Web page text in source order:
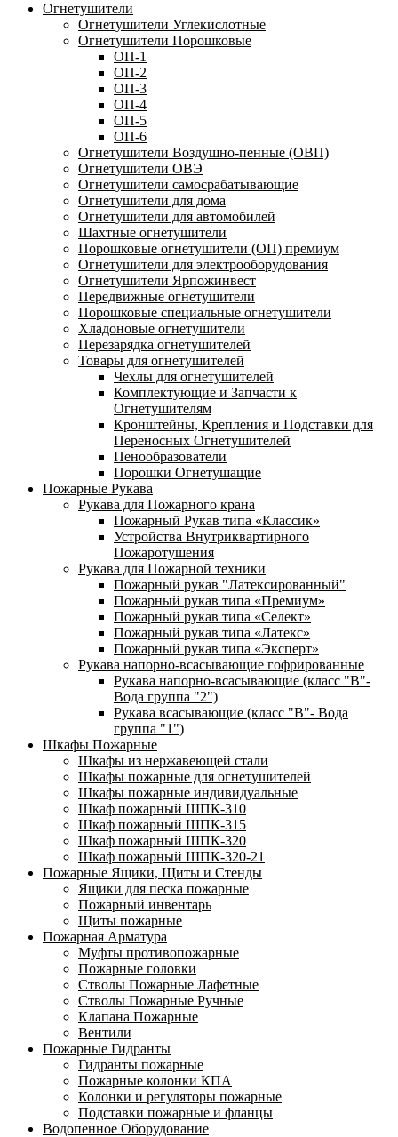
Огнетушители
Огнетушители Углекислотные
Огнетушители Порошковые
ОП-1
ОП-2
ОП-3
ОП-4
ОП-5
ОП-6
Огнетушители Воздушно-пенные (ОВП)
Огнетушители ОВЭ
Огнетушители самосрабатывающие
Огнетушители для дома
Огнетушители для автомобилей
Шахтные огнетушители
Порошковые огнетушители (ОП) премиум
Огнетушители для электрооборудования
Огнетушители Ярпожинвест
Передвижные огнетушители
Порошковые специальные огнетушители
Хладоновые огнетушители
Перезарядка огнетушителей
Товары для огнетушителей
Чехлы для огнетушителей
Комплектующие и Запчасти к
Огнетушителям
Кронштейны, Крепления и Подставки для
Переносных Огнетушителей
Пенообразователи
Порошки Огнетушащие
Пожарные Рукава
Рукава для Пожарного крана
Пожарный Рукав типа «Классик»
Устройства Внутриквартирного
Пожаротушения
Рукава для Пожарной техники
Пожарный рукав "Латексированный"
Пожарный рукав типа «Премиум»
Пожарный рукав типа «Селект»
Пожарный рукав типа «Латекс»
Пожарный рукав типа «Эксперт»
Рукава напорно-всасывающие гофрированные
Рукава напорно-всасывающие (класс "В"-
Вода группа "2")
Рукава всасывающие (класс "В"- Вода
группа "1")
Шкафы Пожарные
Шкафы из нержавеющей стали
Шкафы пожарные для огнетушителей
Шкафы пожарные индивидуальные
Шкаф пожарный ШПК-310
Шкаф пожарный ШПК-315
Шкаф пожарный ШПК-320
Шкаф пожарный ШПК-320-21
Пожарные Ящики, Щиты и Стенды
Ящики для песка пожарные
Пожарный инвентарь
Щиты пожарные
Пожарная Арматура
Муфты противопожарные
Пожарные головки
Стволы Пожарные Лафетные
Стволы Пожарные Ручные
Клапана Пожарные
Вентили
Пожарные Гидранты
Гидранты пожарные
Пожарные колонки КПА
Колонки и регуляторы пожарные
Подставки пожарные и фланцы
Водопенное Оборудование